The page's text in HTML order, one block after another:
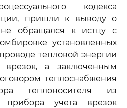
кодекса
пришли к выводу о
не обращался к истцу с
установленных
тепловой энергии
а заключенным
теплоснабжения
теплоносителя из
прибора учета врезок